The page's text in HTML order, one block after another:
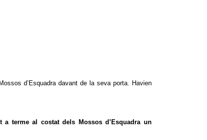
d’Esquadra davant de la seva porta. Havien
terme al costat dels Mossos d’Esquadra un